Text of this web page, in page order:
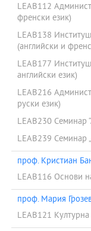
LEAB112
френски език)
LEAB138
(английски и
LEAB177
английски език)
LEAB216
руски език)
LEAB230 Семинар
LEAB239 Семинар
проф. Кристиан
LEAB116 Основи
проф. Мария
LEAB121